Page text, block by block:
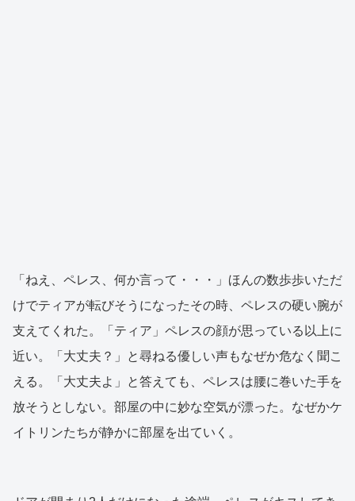
「ねえ、ペレス、何か言って・・・」ほんの数歩歩いただ
けでティアが転びそうになったその時、ペレスの硬い腕が
支えてくれた。「ティア」ペレスの顔が思っている以上に
近い。「大丈夫？」と尋ねる優しい声もなぜか危なく聞こ
える。「大丈夫よ」と答えても、ペレスは腰に巻いた手を
放そうとしない。部屋の中に妙な空気が漂った。なぜかケ
イトリンたちが静かに部屋を出ていく。